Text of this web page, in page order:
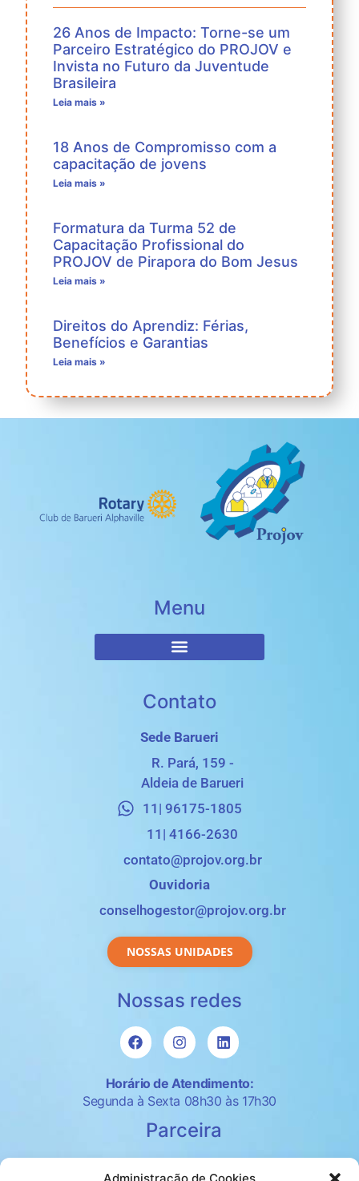
26 Anos de Impacto: Torne-se um
Parceiro Estratégico do PROJOV e
Invista no Futuro da Juventude
Brasileira
Leia mais »
18 Anos de Compromisso com a
capacitação de jovens
Leia mais »
Formatura da Turma 52 de
Capacitação Profissional do
PROJOV de Pirapora do Bom Jesus
Leia mais »
Direitos do Aprendiz: Férias,
Benefícios e Garantias
Leia mais »
Menu
Contato
Sede Barueri
R. Pará, 159 -
Aldeia de Barueri
11| 96175-1805
11| 4166-2630
contato@projov.org.br
Ouvidoria
conselhogestor@projov.org.br
NOSSAS UNIDADES
Nossas redes
Horário de Atendimento:
Segunda à Sexta 08h30 às 17h30
Parceira